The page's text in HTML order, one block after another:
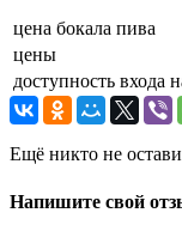
цена бокала пива
цены
доступность входа
Ещё никто не
Напишите свой